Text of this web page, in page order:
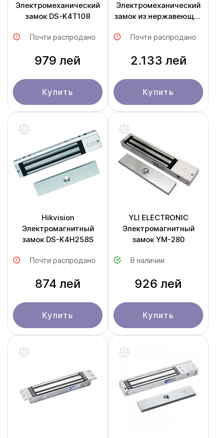
Электромеханический
замок DS-K4T108
Почти распродано
979 лей
Купить
Электромеханический
замок из нержавеющей
Почти распродано
2.133 лей
Купить
Hikvision
Электромагнитный
замок DS-K4H258S
Почти распродано
874 лей
Купить
YLI ELECTRONIC
Электромагнитный
замок YM-280
В наличии
926 лей
Купить